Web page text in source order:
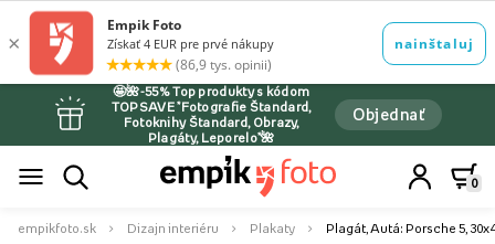
🤩🌺-55% Top produkty s kódom
TOPSAVE *Fotografie Štandard,
Fotoknihy Štandard, Obrazy,
Plagáty, Leporelo*🌺
Objednať
0
empikfoto.sk Dizajn interiéru Plakaty Plagát, Autá: Porsche 5,